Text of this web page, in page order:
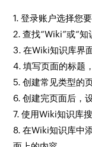
1. 登录账户选择您
2. 查找“Wiki”或“知
3. 在Wiki知识库界
4. 填写页面的标题
5. 创建常见类型的
6. 创建完页面后，
7. 使用Wiki知识库
8. 在Wiki知识库中